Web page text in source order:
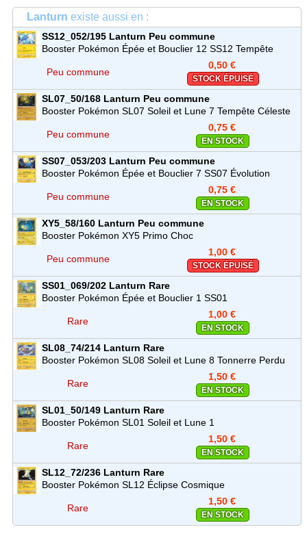
Lanturn existe aussi en :
SS12_052/195 Lanturn Peu commune
Booster Pokémon Épée et Bouclier 12 SS12 Tempête
Peu commune
0,50 €
STOCK ÉPUISÉ
SL07_50/168 Lanturn Peu commune
Booster Pokémon SL07 Soleil et Lune 7 Tempête Céleste
Peu commune
0,75 €
EN STOCK
SS07_053/203 Lanturn Peu commune
Booster Pokémon Épée et Bouclier 7 SS07 Évolution
Peu commune
0,75 €
EN STOCK
XY5_58/160 Lanturn Peu commune
Booster Pokémon XY5 Primo Choc
Peu commune
1,00 €
STOCK ÉPUISÉ
SS01_069/202 Lanturn Rare
Booster Pokémon Épée et Bouclier 1 SS01
Rare
1,00 €
EN STOCK
SL08_74/214 Lanturn Rare
Booster Pokémon SL08 Soleil et Lune 8 Tonnerre Perdu
Rare
1,50 €
EN STOCK
SL01_50/149 Lanturn Rare
Booster Pokémon SL01 Soleil et Lune 1
Rare
1,50 €
EN STOCK
SL12_72/236 Lanturn Rare
Booster Pokémon SL12 Éclipse Cosmique
Rare
1,50 €
EN STOCK